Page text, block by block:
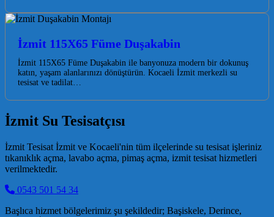
İzmit 115X65 Füme Duşakabin
İzmit 115X65 Füme Duşakabin ile banyonuza modern bir dokunuş
katın, yaşam alanlarınızı dönüştürün. Kocaeli İzmit merkezli su
tesisat ve tadilat…
İzmit Su Tesisatçısı
İzmit Tesisat İzmit ve Kocaeli'nin tüm ilçelerinde su tesisat işleriniz
tıkanıklık açma, lavabo açma, pimaş açma, izmit tesisat hizmetleri
verilmektedir.
0543 501 54 34
Başlıca hizmet bölgelerimiz şu şekildedir; Başiskele, Derince,